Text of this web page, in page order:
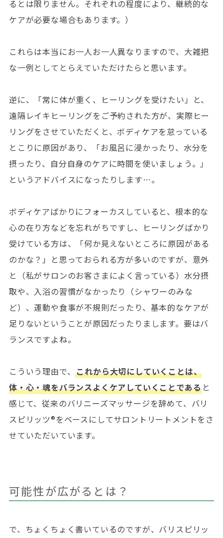
るとは限りません。それぞれの程度により、継続的な
ケアが必要な場合もあります。）
これらは本当にお一人お一人異なりますので、大雑把
な一例としてとらえていただけたらと思います。
逆に、「常に体が重く、ヒーリングを受けたい」と、
遠隔レイキヒーリングをご予約された方が、実際ヒー
リングをさせていただくと、ボディケアを怠っている
とこりに原因があり、「お風呂に浸かったり、水分を
摂ったり、自分自身のケアに時間を使いましょう。」
というアドバイスになったりします…。
ボディケアばかりにフォーカスしていると、根本的な
心の在り方などを忘れがちですし、ヒーリングばかり
受けている方は、「何か見えないところに原因がある
のかな？」と思っておられる方が多いのですが、意外
と（私がサロンのお客さまによく言っている）水分摂
取や、入浴の習慣がなかったり（シャワーのみな
ど）、運動や食事が不規則だったり、基本的なケアが
足りないということが原因だったりまします。要はバ
ランスですよね。
こういう理由で、これから大切にしていくことは、
体・心・魂をバランスよくケアしていくことであると
感じて、従来のバリニーズマッサージを辞めて、バリ
スピリッツ®︎をベースにしてサロントリートメントをさ
せていただいています。
可能性が広がるとは？
で、ちょくちょく書いているのですが、バリスピリッ